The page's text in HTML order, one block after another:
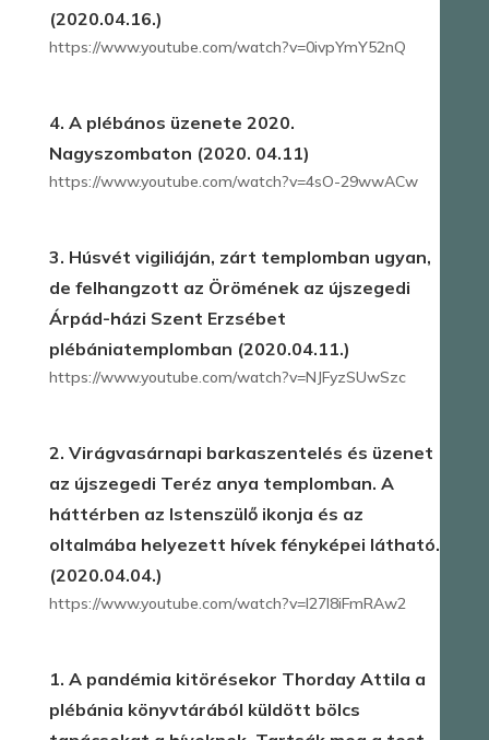
(2020.04.16.)
https://www.youtube.com/watch?v=0ivpYmY52nQ
4. A plébános üzenete 2020.
Nagyszombaton (2020. 04.11)
https://www.youtube.com/watch?v=4sO-29wwACw
3. Húsvét vigiliáján, zárt templomban ugyan,
de felhangzott az Örömének az újszegedi
Árpád-házi Szent Erzsébet
plébániatemplomban (2020.04.11.)
https://www.youtube.com/watch?v=NJFyzSUwSzc
2. Virágvasárnapi barkaszentelés és üzenet
az újszegedi Teréz anya templomban. A
háttérben az Istenszülő ikonja és az
oltalmába helyezett hívek fényképei látható.
(2020.04.04.)
https://www.youtube.com/watch?v=l27I8iFmRAw2
1. A pandémia kitörésekor Thorday Attila a
plébánia könyvtárából küldött bölcs